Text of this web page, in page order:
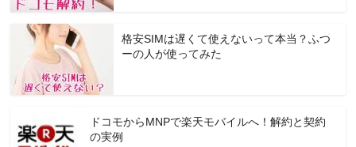
格安SIMは遅くて使えないって本当？ふつ
ーの人が使ってみた
ドコモからMNPで楽天モバイルへ！解約と契約
の実例